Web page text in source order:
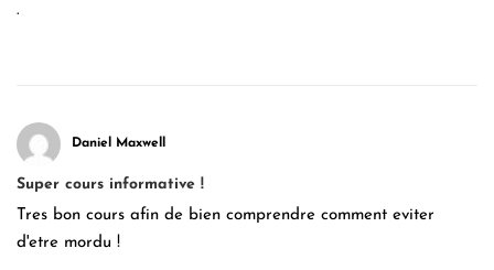
.
Daniel Maxwell
Super cours informative !
Tres bon cours afin de bien comprendre comment eviter
d'etre mordu !